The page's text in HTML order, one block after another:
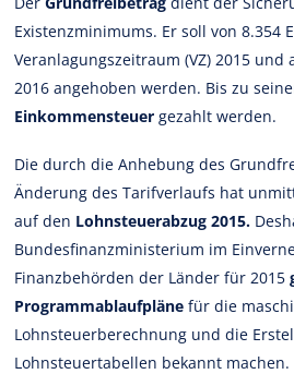
Existenzminimums. Er soll von 8.354
Veranlagungszeitraum (VZ) 2015 und
2016 angehoben werden. Bis zu
Einkommensteuer gezahlt werden.
Die durch die Anhebung des
Änderung des Tarifverlaufs hat
auf den Lohnsteuerabzug 2015.
Bundesfinanzministerium im
Finanzbehörden der Länder für 2015
Programmablaufpläne für die
Lohnsteuerberechnung und die
Lohnsteuertabellen bekannt machen.